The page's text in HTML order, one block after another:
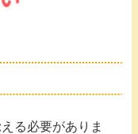
る必要がありま